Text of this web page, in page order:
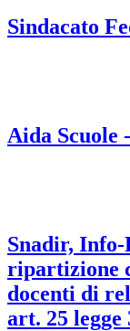
Sindacato
Aida Scuole
Snadir,
ripartizione
docenti di
art. 25 legge